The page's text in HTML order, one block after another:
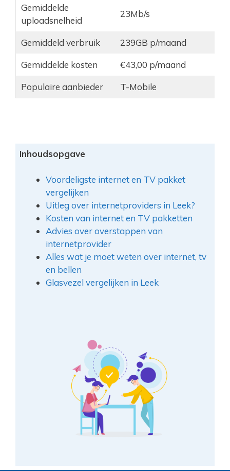
Gemiddelde
uploadsnelheid
23Mb/s
Gemiddeld verbruik 239GB p/maand
Gemiddelde kosten €43,00 p/maand
Populaire aanbieder T-Mobile
Inhoudsopgave
Voordeligste internet en TV pakket
vergelijken
Uitleg over internetproviders in Leek?
Kosten van internet en TV pakketten
Advies over overstappen van
internetprovider
Alles wat je moet weten over internet, tv
en bellen
Glasvezel vergelijken in Leek